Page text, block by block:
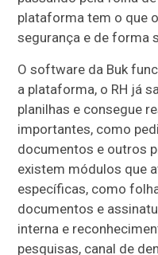
plataforma tem o que
segurança e de forma
O software da Buk
a plataforma, o RH já
planilhas e consegue
importantes, como
documentos e outros
existem módulos que
específicas, como
documentos e
interna e
pesquisas, canal de